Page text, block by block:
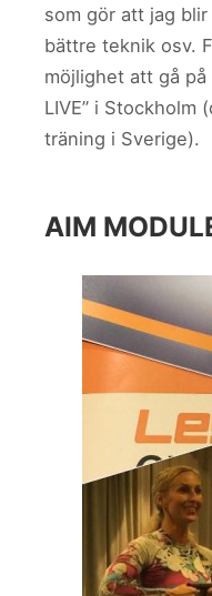
som gör att jag
bättre teknik osv.
möjlighet att gå på
LIVE” i Stockholm
träning i Sverige).
AIM